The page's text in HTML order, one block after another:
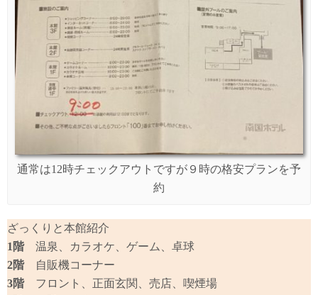
通常は12時チェックアウトですが９時の格安プランを予
約
ざっくりと本館紹介
1階温泉、カラオケ、ゲーム、卓球
2階自販機コーナー
3階フロント、正面玄関、売店、喫煙場